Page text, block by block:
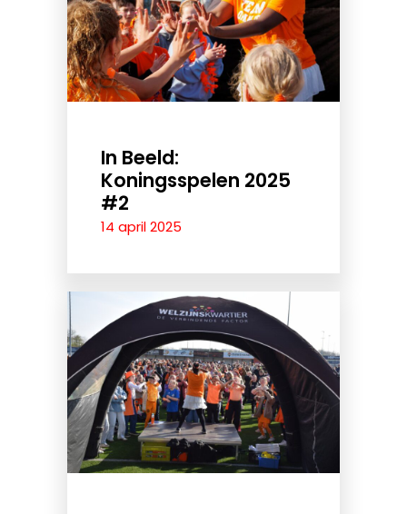
In Beeld:
Koningsspelen 2025
#2
14 april 2025